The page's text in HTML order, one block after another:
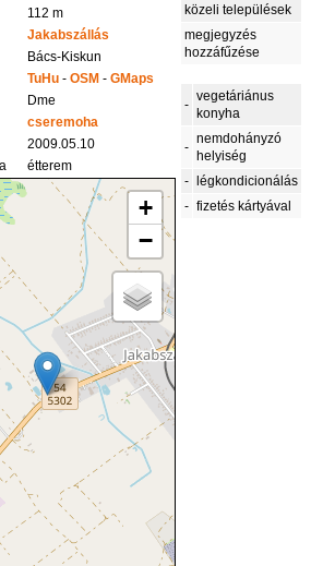
112 m
Jakabszállás
Bács-Kiskun
TuHu -OSM -GMaps
Dme
cseremoha
2009.05.10
étterem
+
−
közeli települések
megjegyzés
hozzáfűzése
-
vegetáriánus
konyha
-
nemdohányzó
helyiség
-
légkondicionálás
- fizetés kártyával